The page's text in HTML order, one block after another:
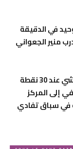
في الدقيقة
منير الجعواني
وبهذه النتيجة، تجمد رصيد الكوكب المراكشي عند 30 نقطة
إلى المركز
آماله في سباق تفادي